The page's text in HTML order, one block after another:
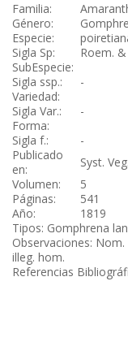
Familia:
Género:
Especie:
Sigla Sp:
Roem.
SubEspecie:
Sigla ssp.:
-
Variedad:
Sigla Var.:
-
Forma:
Sigla f.:
-
Publicado
en:
Syst.
Volumen:
5
Páginas:
541
Año:
1819
Tipos: Gomphrena
Observaciones:
illeg. hom.
Referencias